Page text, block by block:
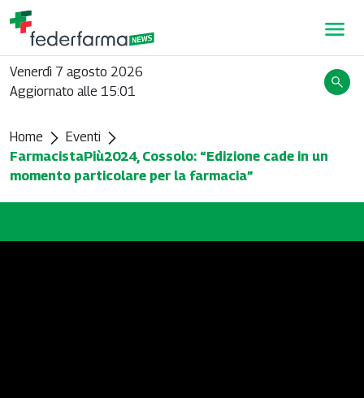
Venerdì 7 agosto 2026
Aggiornato alle 15:01
Home
Eventi
FarmacistaPiù2024, Cossolo: “Edizione cade in un
momento particolare per la farmacia”